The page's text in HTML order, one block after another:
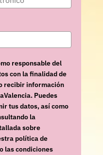
responsable del
con la finalidad de
recibir información
Puedes
tus datos, así como
la
sobre
política de
las condiciones